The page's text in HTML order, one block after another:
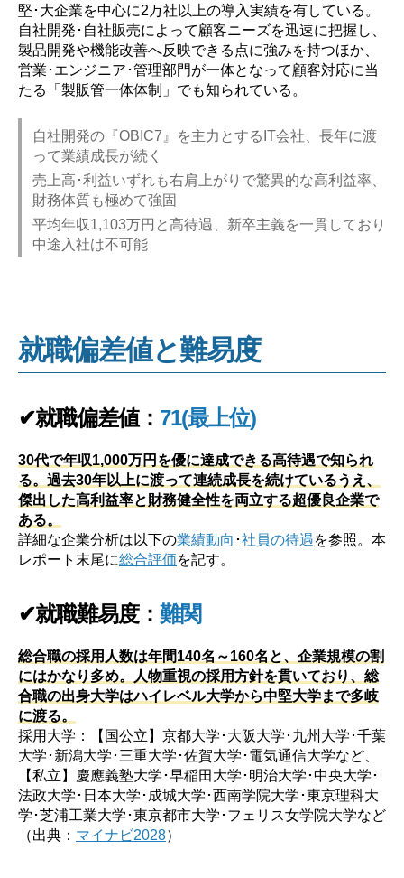
堅･大企業を中心に2万社以上の導入実績を有している。
自社開発･自社販売によって顧客ニーズを迅速に把握し、
製品開発や機能改善へ反映できる点に強みを持つほか、
営業･エンジニア･管理部門が一体となって顧客対応に当
たる「製販管一体体制」でも知られている。
自社開発の『OBIC7』を主力とするIT会社、長年に渡
って業績成長が続く
売上高･利益いずれも右肩上がりで驚異的な高利益率、
財務体質も極めて強固
平均年収1,103万円と高待遇、新卒主義を一貫しており
中途入社は不可能
就職偏差値と難易度
✔就職偏差値： 71(最上位)
30代で年収1,000万円を優に達成できる高待遇で知られ
る。過去30年以上に渡って連続成長を続けているうえ、
傑出した高利益率と財務健全性を両立する超優良企業で
ある。
詳細な企業分析は以下の業績動向 ･社員の待遇を参照。本
レポート末尾に総合評価を記す。
✔就職難易度：難関
総合職の採用人数は年間140名～160名と、企業規模の割
にはかなり多め。人物重視の採用方針を貫いており、総
合職の出身大学はハイレベル大学から中堅大学まで多岐
に渡る。
採用大学：【国公立】京都大学･大阪大学･九州大学･千葉
大学･新潟大学･三重大学･佐賀大学･電気通信大学など、
【私立】慶應義塾大学･早稲田大学･明治大学･中央大学･
法政大学･日本大学･成城大学･西南学院大学･東京理科大
学･芝浦工業大学･東京都市大学･フェリス女学院大学など
（出典： マイナビ2028）